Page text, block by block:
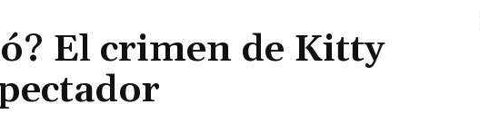
El crimen de Kitty